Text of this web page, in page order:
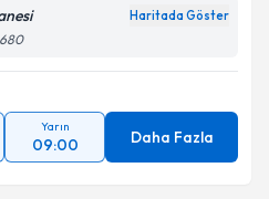
Haritada Göster
Yarın
09:00 Daha Fazla